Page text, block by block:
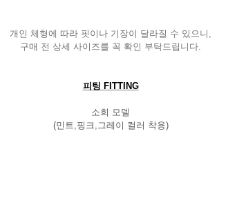
개인 체형에 따라 핏이나 기장이 달라질 수 있으니 ,
구매 전 상세 사이즈를 꼭 확인 부탁드립니다.
피팅 FITTING
소희 모델
(민트,핑크,그레이 컬러 착용)